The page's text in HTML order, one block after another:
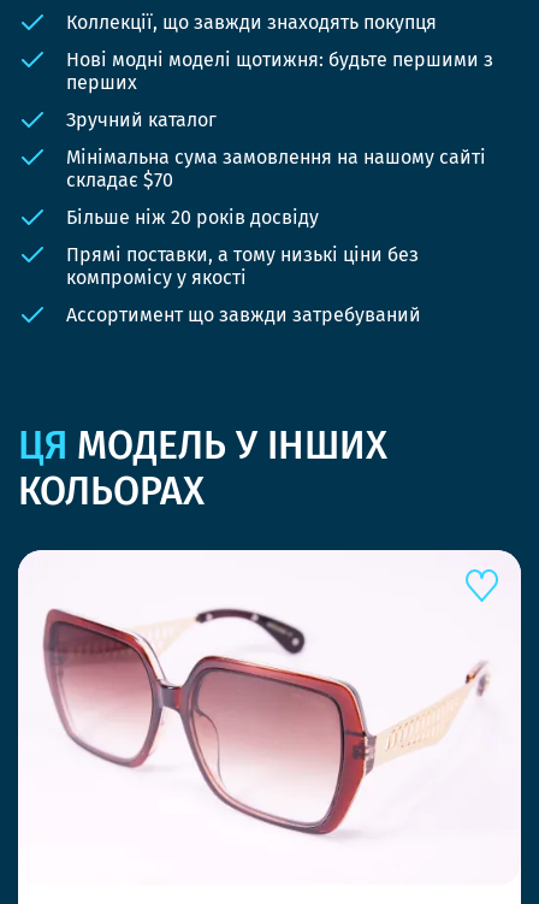
Коллекції, що завжди знаходять покупця
Нові модні моделі щотижня: будьте першими з
перших
Зручний каталог
Мінімальна сума замовлення на нашому сайті
складає $70
Більше ніж 20 років досвіду
Прямі поставки, а тому низькі ціни без
компромісу у якості
Ассортимент що завжди затребуваний
ЦЯ МОДЕЛЬ У ІНШИХ
КОЛЬОРАХ